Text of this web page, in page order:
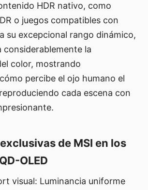
HDR nativo, como
o juegos compatibles con
su excepcional rango dinámico,
considerablemente la
color, mostrando
percibe el ojo humano el
cada escena con
de MSI en los
OLED
visual: Luminancia uniforme